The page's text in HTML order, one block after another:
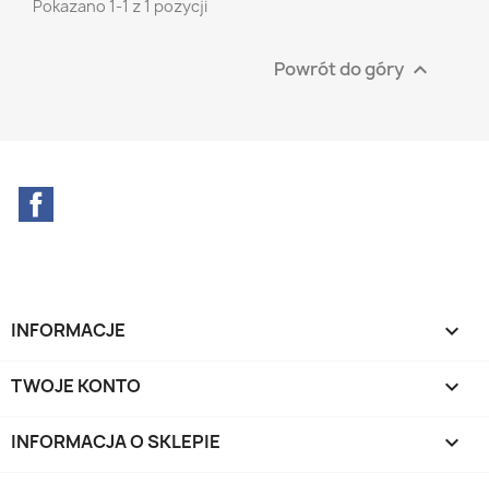
Pokazano 1-1 z 1 pozycji
Powrót do góry 
INFORMACJE 
TWOJE KONTO 
INFORMACJA O SKLEPIE keyboard_arrow_down